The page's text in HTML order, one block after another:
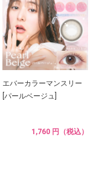
エバーカラーマンスリー
[パールベージュ]
1,760 円（税込）